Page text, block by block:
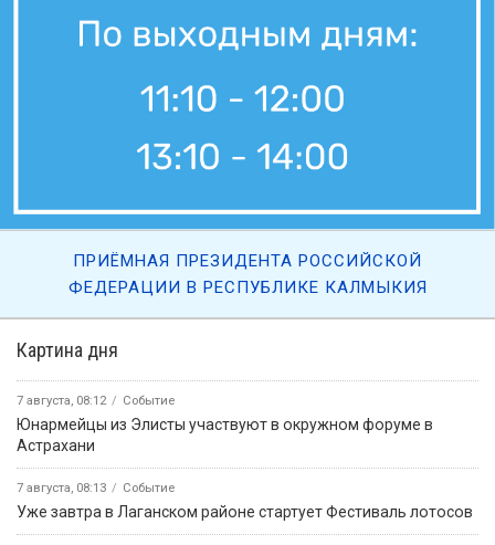
Картина дня
7 августа, 08:12 Событие
Юнармейцы из Элисты участвуют в окружном форуме в
Астрахани
7 августа, 08:13 Событие
Уже завтра в Лаганском районе стартует Фестиваль лотосов
ПРИЁМНАЯ ПРЕЗИДЕНТА РОССИЙСКОЙ
ФЕДЕРАЦИИ В РЕСПУБЛИКЕ КАЛМЫКИЯ